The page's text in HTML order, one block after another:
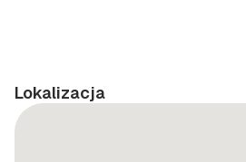
Lokalizacja